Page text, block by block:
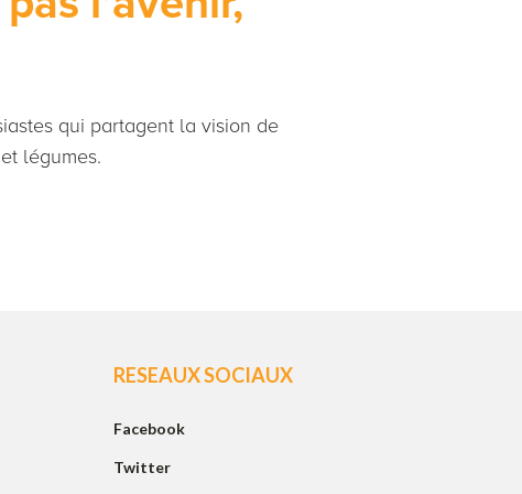
qui partagent la vision de
légumes.
RESEAUX SOCIAUX
Facebook
Twitter